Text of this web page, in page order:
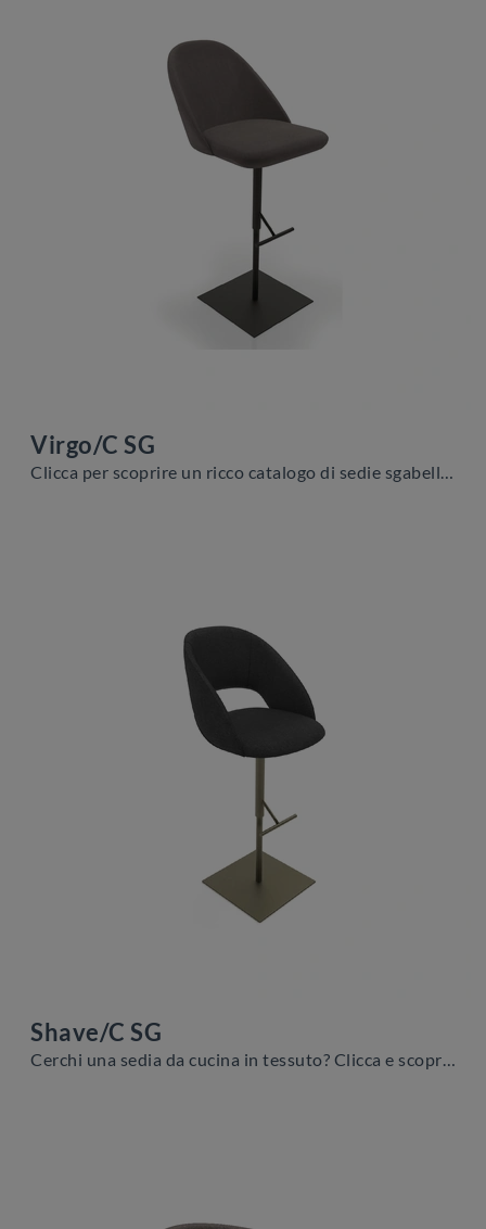
Virgo/C SG
Clicca per scoprire un ricco catalogo di sedie sgabelli per stanze moderne: il modello Virgo/C SG di Zamagna ti attende!
Shave/C SG
Cerchi una sedia da cucina in tessuto? Clicca e scopri il modello Shave/C SG di Zamagna per ultimare i tuoi locali alla perfezione.